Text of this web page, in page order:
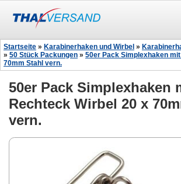
Startseite » Karabinerhaken und Wirbel »
» 50 Stück Packungen » 50er Pack Simplexhaken
70mm Stahl vern.
50er Pack Simplexhaken
Rechteck Wirbel 20 x
vern.